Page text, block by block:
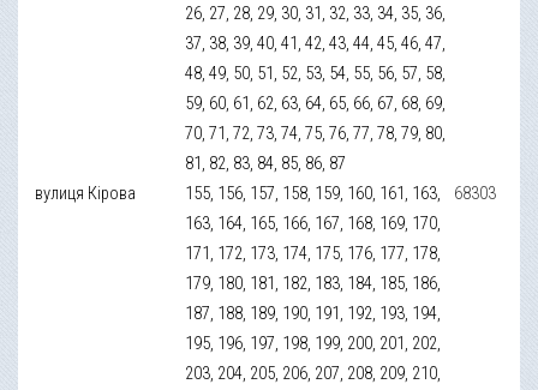
26, 27, 28, 29, 30, 31, 32, 33, 34, 35, 36,
37, 38, 39, 40, 41, 42, 43, 44, 45, 46, 47,
48, 49, 50, 51, 52, 53, 54, 55, 56, 57, 58,
59, 60, 61, 62, 63, 64, 65, 66, 67, 68, 69,
70, 71, 72, 73, 74, 75, 76, 77, 78, 79, 80,
81, 82, 83, 84, 85, 86, 87
вулиця Кірова
155, 156, 157, 158, 159, 160, 161, 163,
163, 164, 165, 166, 167, 168, 169, 170,
171, 172, 173, 174, 175, 176, 177, 178,
179, 180, 181, 182, 183, 184, 185, 186,
187, 188, 189, 190, 191, 192, 193, 194,
195, 196, 197, 198, 199, 200, 201, 202,
203, 204, 205, 206, 207, 208, 209, 210,
68303